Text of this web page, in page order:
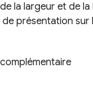
la largeur et de la
présentation sur